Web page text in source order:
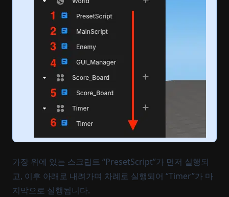
가장 위에 있는 스크립트 “PresetScript”가 먼저 실행되
고, 이후 아래로 내려가며 차례로 실행되어 “Timer”가 마
지막으로 실행됩니다.